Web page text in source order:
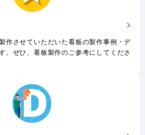
作させていただいた看板の製作事例・デ
。ぜひ、看板製作のご参考にしてくださ